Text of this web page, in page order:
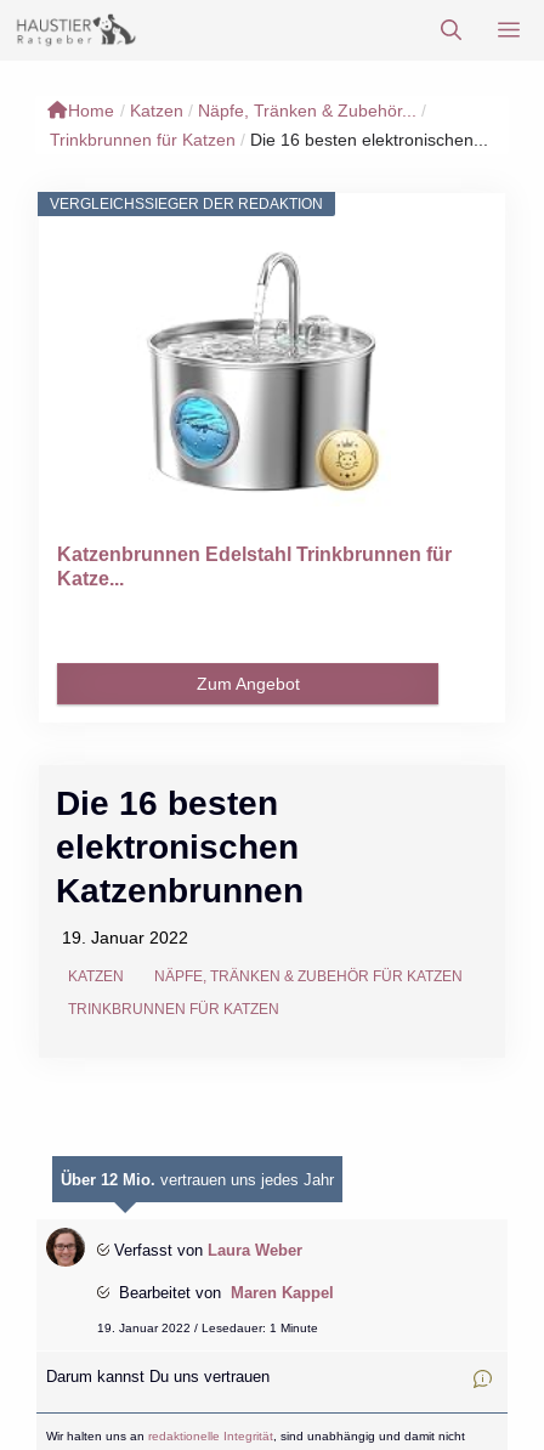
Inhalt
Home / Katzen / Näpfe, Tränken & Zubehör...
/
Trinkbrunnen für Katzen / Die 16 besten elektronischen...
Die 16 besten
elektronischen
Katzenbrunnen
19. Januar 2022
KATZEN
NÄPFE, TRÄNKEN & ZUBEHÖR FÜR KATZEN
TRINKBRUNNEN FÜR KATZEN
VERGLEICHSSIEGER DER REDAKTION
Katzenbrunnen Edelstahl Trinkbrunnen für
Katze...
Zum Angebot
Über 12 Mio. vertrauen uns jedes Jahr
Verfasst von Laura Weber
Bearbeitet von Maren Kappel
19. Januar 2022 / Lesedauer: 1 Minute
Darum kannst Du uns vertrauen
Wir halten uns an redaktionelle Integrität, sind unabhängig und damit nicht